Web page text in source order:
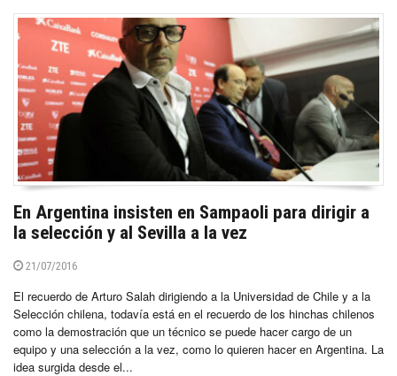
En Argentina insisten en Sampaoli para dirigir a
la selección y al Sevilla a la vez
21/07/2016
El recuerdo de Arturo Salah dirigiendo a la Universidad de Chile y a la
Selección chilena, todavía está en el recuerdo de los hinchas chilenos
como la demostración que un técnico se puede hacer cargo de un
equipo y una selección a la vez, como lo quieren hacer en Argentina. La
idea surgida desde el...